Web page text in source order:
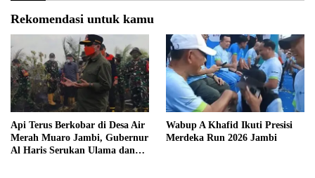
Rekomendasi untuk kamu
Api Terus Berkobar di Desa Air
Merah Muaro Jambi, Gubernur
Al Haris Serukan Ulama dan
Wabup A Khafid Ikuti Presisi
Merdeka Run 2026 Jambi